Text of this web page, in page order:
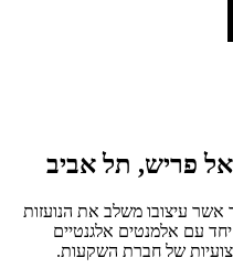
פריש, תל אביב
השקעות בשטח 350 מ"ר אשר עיצובו משלב את הנועזות
עם אלמנטים אלגנטיים
של חברת השקעות.